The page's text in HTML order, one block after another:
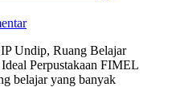
Undip, Ruang Belajar
Perpustakaan FIMEL
belajar yang banyak